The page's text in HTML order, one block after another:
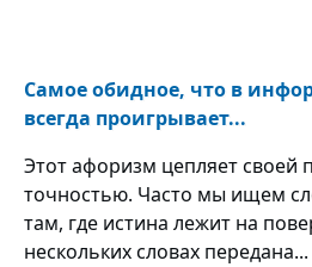
Самое обидное, что в
всегда проигрывает...
Этот афоризм цепляет своей
точностью. Часто мы ищем
там, где истина лежит на
нескольких словах передана...